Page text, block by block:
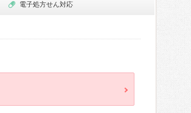
電子処方せん対応